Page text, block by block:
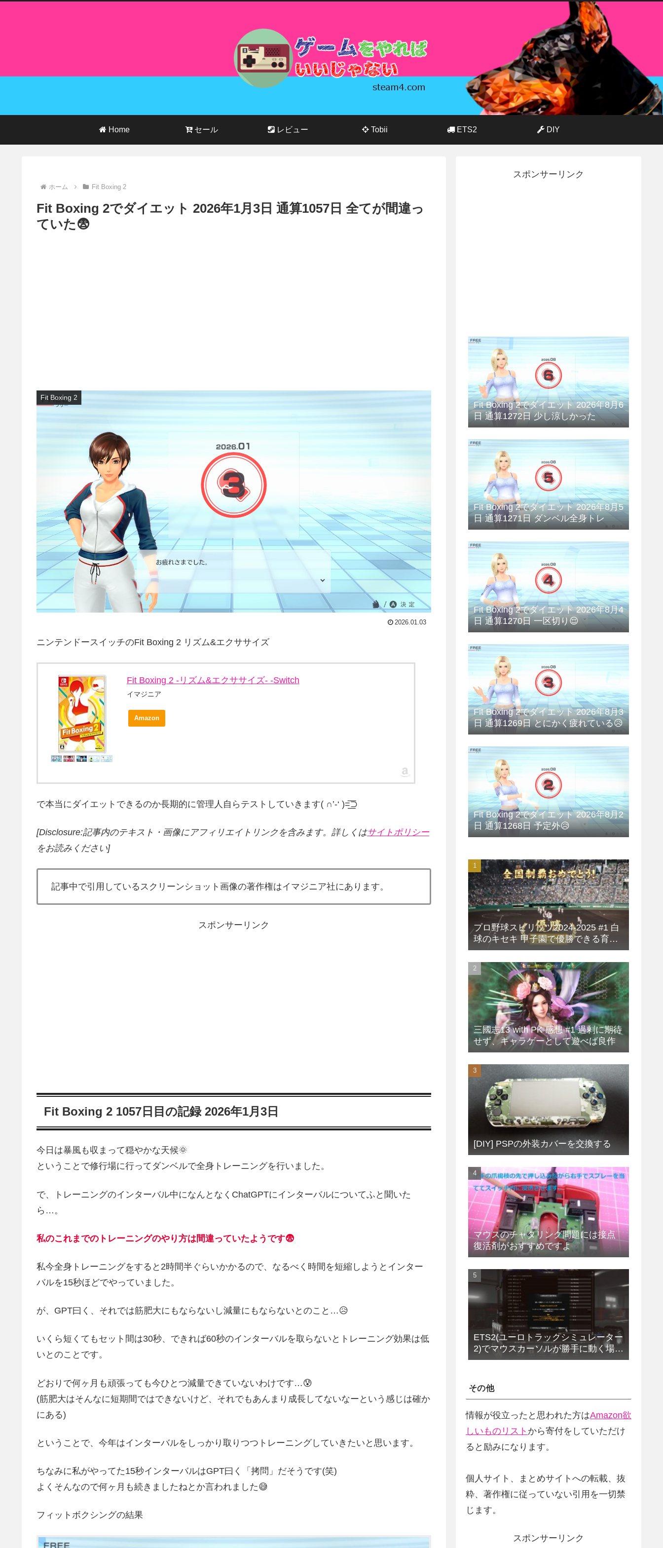
Home セール レビュー Tobii ETS2 DIY
ホーム Fit Boxing 2
Fit Boxing 2でダイエット 2026年1月3日 通算1057日 全てが間違っ
ていた😨
Fit Boxing 2
2026.01.03
ニンテンドースイッチのFit Boxing 2 リズム&エクササイズ
Fit Boxing 2 -リズム&エクササイズ- -Switch
イマジニア
Amazon
で本当にダイエットできるのか長期的に管理人自らテストしていきます( ∩’-‘ )=͟͟͞͞⊃
[Disclosure:記事内のテキスト・画像にアフィリエイトリンクを含みます。詳しくはサイトポリシー
をお読みください]
記事中で引用しているスクリーンショット画像の著作権はイマジニア社にあります。
スポンサーリンク
Fit Boxing 2 1057日目の記録 2026年1月3日
今日は暴風も収まって穏やかな天候🌞
ということで修行場に行ってダンベルで全身トレーニングを行いました。
で、トレーニングのインターバル中になんとなくChatGPTにインターバルについてふと聞いた
ら…。
私のこれまでのトレーニングのやり方は間違っていたようです😨
私今全身トレーニングをすると2時間半ぐらいかかるので、なるべく時間を短縮しようとインター
バルを15秒ほどでやっていました。
が、GPT曰く、それでは筋肥大にもならないし減量にもならないとのこと…😥
いくら短くてもセット間は30秒、できれば60秒のインターバルを取らないとトレーニング効果は低
いとのことです。
どおりで何ヶ月も頑張っても今ひとつ減量できていないわけです…😰
(筋肥大はそんなに短期間ではできないけど、それでもあんまり成長してないなーという感じは確か
にある)
ということで、今年はインターバルをしっかり取りつつトレーニングしていきたいと思います。
ちなみに私がやってた15秒インターバルはGPT曰く「拷問」だそうです(笑)
よくそんなので何ヶ月も続きましたねとか言われました😅
フィットボクシングの結果
スポンサーリンク
Fit Boxing 2でダイエット 2026年8月6
日 通算1272日 少し涼しかった
Fit Boxing 2でダイエット 2026年8月5
日 通算1271日 ダンベル全身トレ
Fit Boxing 2でダイエット 2026年8月4
日 通算1270日 一区切り😌
Fit Boxing 2でダイエット 2026年8月3
日 通算1269日 とにかく疲れている😥
Fit Boxing 2でダイエット 2026年8月2
日 通算1268日 予定外😥
プロ野球スピリッツ2024-2025 #1 白
球のキセキ 甲子園で優勝できる育成
方法
三國志13 with PK 感想 #1 過剰に期待
せず、キャラゲーとして遊べば良作
[DIY] PSPの外装カバーを交換する
マウスのチャタリング問題には接点
復活剤がおすすめですよ
ETS2(ユーロトラックシミュレーター
2)でマウスカーソルが勝手に動く場合
の解決法(改定版)
その他
情報が役立ったと思われた方はAmazon欲
しいものリスト から寄付をしていただけ
ると励みになります。
個人サイト、まとめサイトへの転載、抜
粋、著作権に従っていない引用を一切禁
じます。
スポンサーリンク